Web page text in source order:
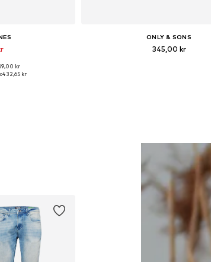
M, L, XL, XXL
kr
432,65 kr
ONLY & SONS
345,00 kr